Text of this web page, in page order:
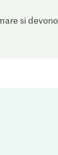
si devono